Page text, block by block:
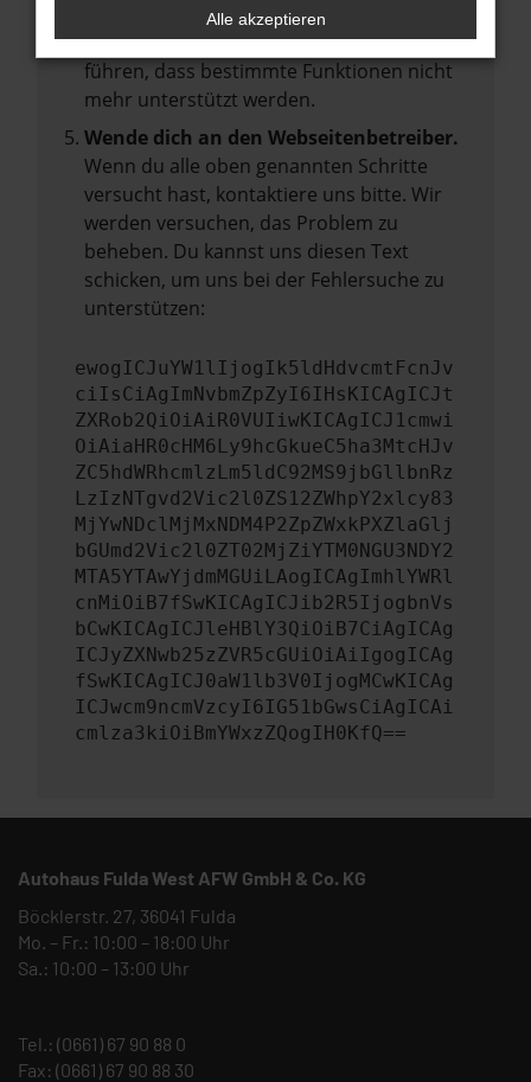
Veraltete Software birgt nicht nur ein
Sicherheitsrisiko, sondern kann auch dazu
führen, dass bestimmte Funktionen nicht
mehr unterstützt werden.
Wende dich an den Webseitenbetreiber.
Wenn du alle oben genannten Schritte
versucht hast, kontaktiere uns bitte. Wir
werden versuchen, das Problem zu
beheben. Du kannst uns diesen Text
schicken, um uns bei der Fehlersuche zu
unterstützen:
ewogICJuYW1lIjogIk5ldHdvcmtFcnJv
ciIsCiAgImNvbmZpZyI6IHsKICAgICJt
ZXRob2QiOiAiR0VUIiwKICAgICJ1cmwi
OiAiaHR0cHM6Ly9hcGkueC5ha3MtcHJv
ZC5hdWRhcmlzLm5ldC92MS9jbGllbnRz
LzIzNTgvd2Vic2l0ZS12ZWhpY2xlcy83
MjYwNDclMjMxNDM4P2ZpZWxkPXZlaGlj
bGUmd2Vic2l0ZT02MjZiYTM0NGU3NDY2
MTA5YTAwYjdmMGUiLAogICAgImhlYWRl
cnMiOiB7fSwKICAgICJib2R5IjogbnVs
bCwKICAgICJleHBlY3QiOiB7CiAgICAg
ICJyZXNwb25zZVR5cGUiOiAiIgogICAg
fSwKICAgICJ0aW1lb3V0IjogMCwKICAg
ICJwcm9ncmVzcyI6IG51bGwsCiAgICAi
cmlza3kiOiBmYWxzZQogIH0KfQ==
Autohaus Fulda West AFW GmbH & Co. KG
Böcklerstr. 27, 36041 Fulda
Mo. – Fr.: 10:00 – 18:00 Uhr
Sa.: 10:00 – 13:00 Uhr
Tel.: (0661) 67 90 88 0
Fax: (0661) 67 90 88 30
Alle akzeptieren